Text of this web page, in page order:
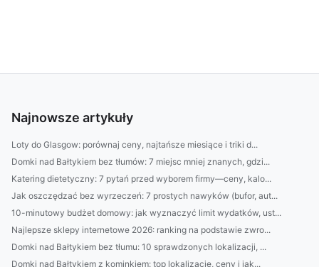
Najnowsze artykuły
Loty do Glasgow: porównaj ceny, najtańsze miesiące i triki d...
Domki nad Bałtykiem bez tłumów: 7 miejsc mniej znanych, gdzi...
Katering dietetyczny: 7 pytań przed wyborem firmy—ceny, kalo...
Jak oszczędzać bez wyrzeczeń: 7 prostych nawyków (bufor, aut...
10-minutowy budżet domowy: jak wyznaczyć limit wydatków, ust...
Najlepsze sklepy internetowe 2026: ranking na podstawie zwro...
Domki nad Bałtykiem bez tłumu: 10 sprawdzonych lokalizacji, ...
Domki nad Bałtykiem z kominkiem: top lokalizacje, ceny i jak...